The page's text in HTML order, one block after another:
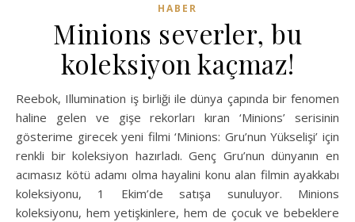
HABER
Minions severler, bu
koleksiyon kaçmaz!
Reebok, Illumination iş birliği ile dünya çapında bir fenomen
haline gelen ve gişe rekorları kıran ‘Minions’ serisinin
gösterime girecek yeni filmi ‘Minions: Gru’nun Yükselişi’ için
renkli bir koleksiyon hazırladı. Genç Gru’nun dünyanın en
acımasız kötü adamı olma hayalini konu alan filmin ayakkabı
koleksiyonu, 1 Ekim’de satışa sunuluyor. Minions
koleksiyonu, hem yetişkinlere, hem de çocuk ve bebeklere